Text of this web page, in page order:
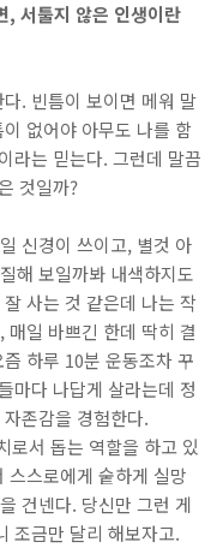
, 서툴지 않은 인생이란
. 빈틈이 보이면 메워 말
없어야 아무도 나를 함
라는 믿는다. 그런데 말끔
것일까?
신경이 쓰이고, 별것 아
해 보일까봐 내색하지도
사는 것 같은데 나는 작
일 바쁘긴 한데 딱히 결
하루 10분 운동조차 꾸
마다 나답게 살라는데 정
존감을 경험한다.
로서 돕는 역할을 하고 있
스스로에게 숱하게 실망
건넨다. 당신만 그런 게
조금만 달리 해보자고.